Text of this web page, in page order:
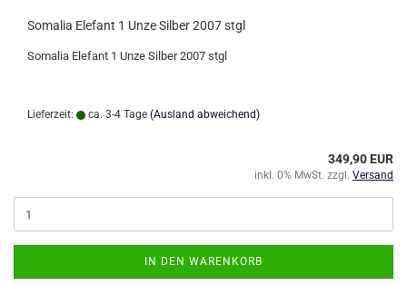
Somalia Elefant 1 Unze Silber 2007 stgl
Somalia Elefant 1 Unze Silber 2007 stgl
Lieferzeit: ca. 3-4 Tage (Ausland abweichend)
349,90 EUR
inkl. 0% MwSt. zzgl. Versand
IN DEN WARENKORB